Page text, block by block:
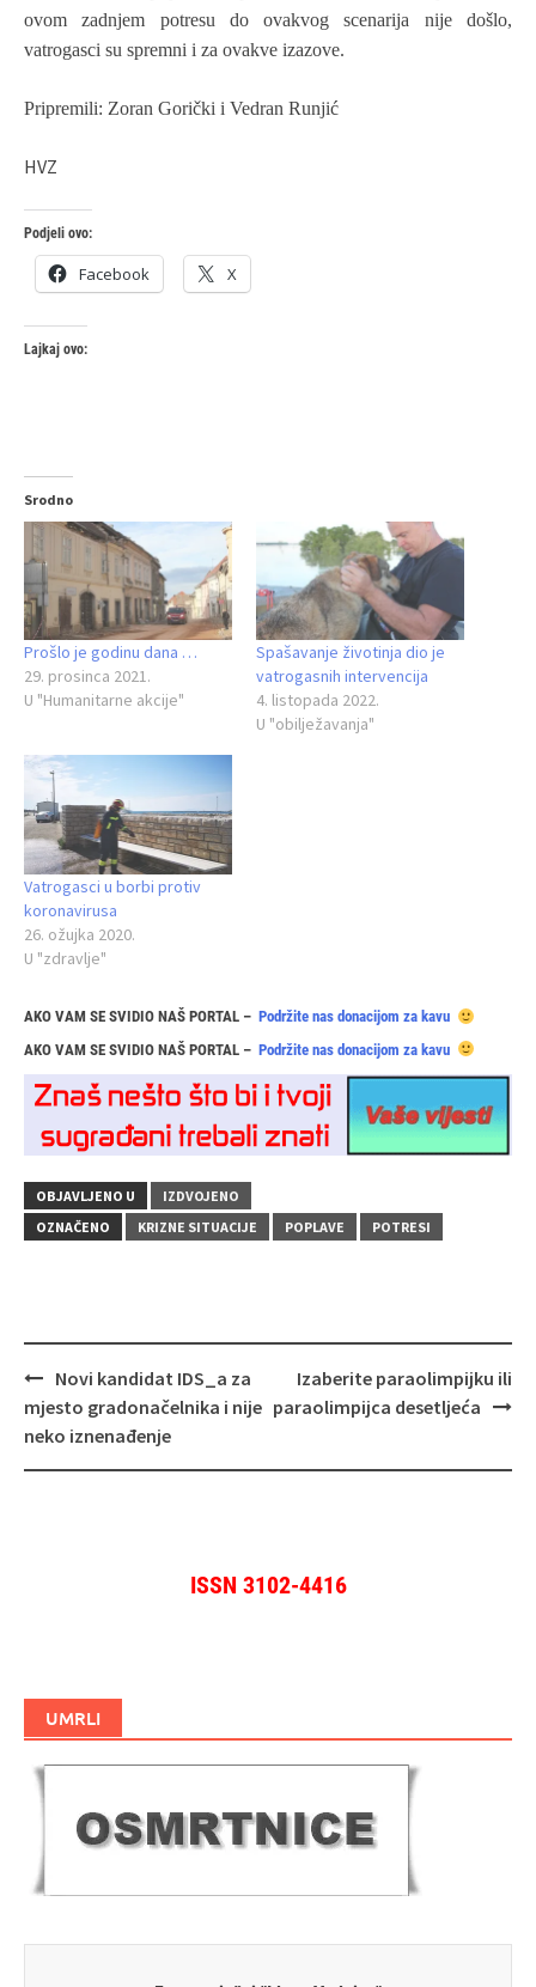
ovom zadnjem potresu do ovakvog scenarija nije došlo,
vatrogasci su spremni i za ovakve izazove.
Pripremili: Zoran Gorički i Vedran Runjić
HVZ
Podjeli ovo:
Facebook X
Lajkaj ovo:
Srodno
Prošlo je godinu dana …
29. prosinca 2021.
U "Humanitarne akcije"
Spašavanje životinja dio je
vatrogasnih intervencija
4. listopada 2022.
U "obilježavanja"
Vatrogasci u borbi protiv
koronavirusa
26. ožujka 2020.
U "zdravlje"
AKO VAM SE SVIDIO NAŠ PORTAL – Podržite nas donacijom za kavu
AKO VAM SE SVIDIO NAŠ PORTAL – Podržite nas donacijom za kavu
OBJAVLJENO U
IZDVOJENO
OZNAČENO
KRIZNE SITUACIJE POPLAVE POTRESI
Navigacija
objava
Novi kandidat IDS_a za
mjesto gradonačelnika i nije
neko iznenađenje
Izaberite paraolimpijku ili
paraolimpijca desetljeća
ISSN 3102-4416
UMRLI